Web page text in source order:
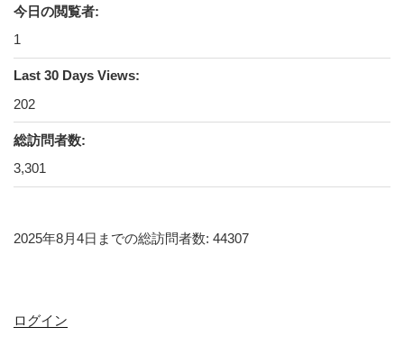
今日の閲覧者:
1
Last 30 Days Views:
202
総訪問者数:
3,301
2025年8月4日までの総訪問者数: 44307
ログイン